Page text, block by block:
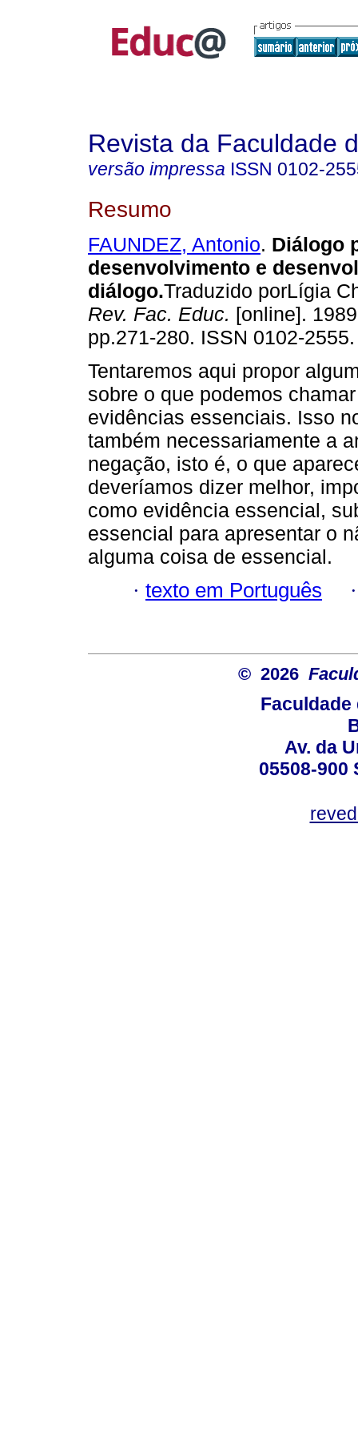
Revista da Faculdade
versão impressa ISSN 0102-
Resumo
FAUNDEZ, Antonio. Diálogo
desenvolvimento e
diálogo.Traduzido porLígia
Rev. Fac. Educ. [online].
pp.271-280. ISSN 0102-2555.
Tentaremos aqui propor
sobre o que podemos
evidências essenciais. Isso
também necessariamente a
negação, isto é, o que
deveríamos dizer melhor,
como evidência essencial,
essencial para apresentar o
alguma coisa de essencial.
· texto em Português
© 2026
Faculdade
Av. da
05508-900